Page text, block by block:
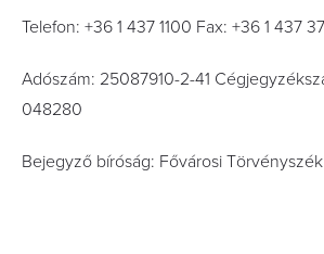
Telefon: +36 1 437 1100 Fax: +36 1 437
Adószám: 25087910-2-41
048280
Bejegyző bíróság: Fővárosi